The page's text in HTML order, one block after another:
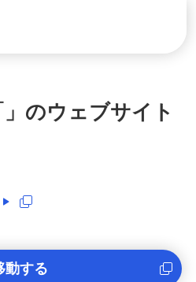
」のウェブサイト
動する